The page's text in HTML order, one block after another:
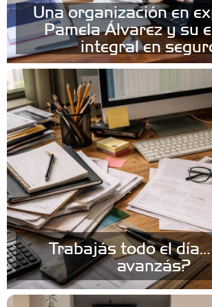
Una organización en
Pamela Álvarez y su
integral en
Trabajás todo el
avanzás?